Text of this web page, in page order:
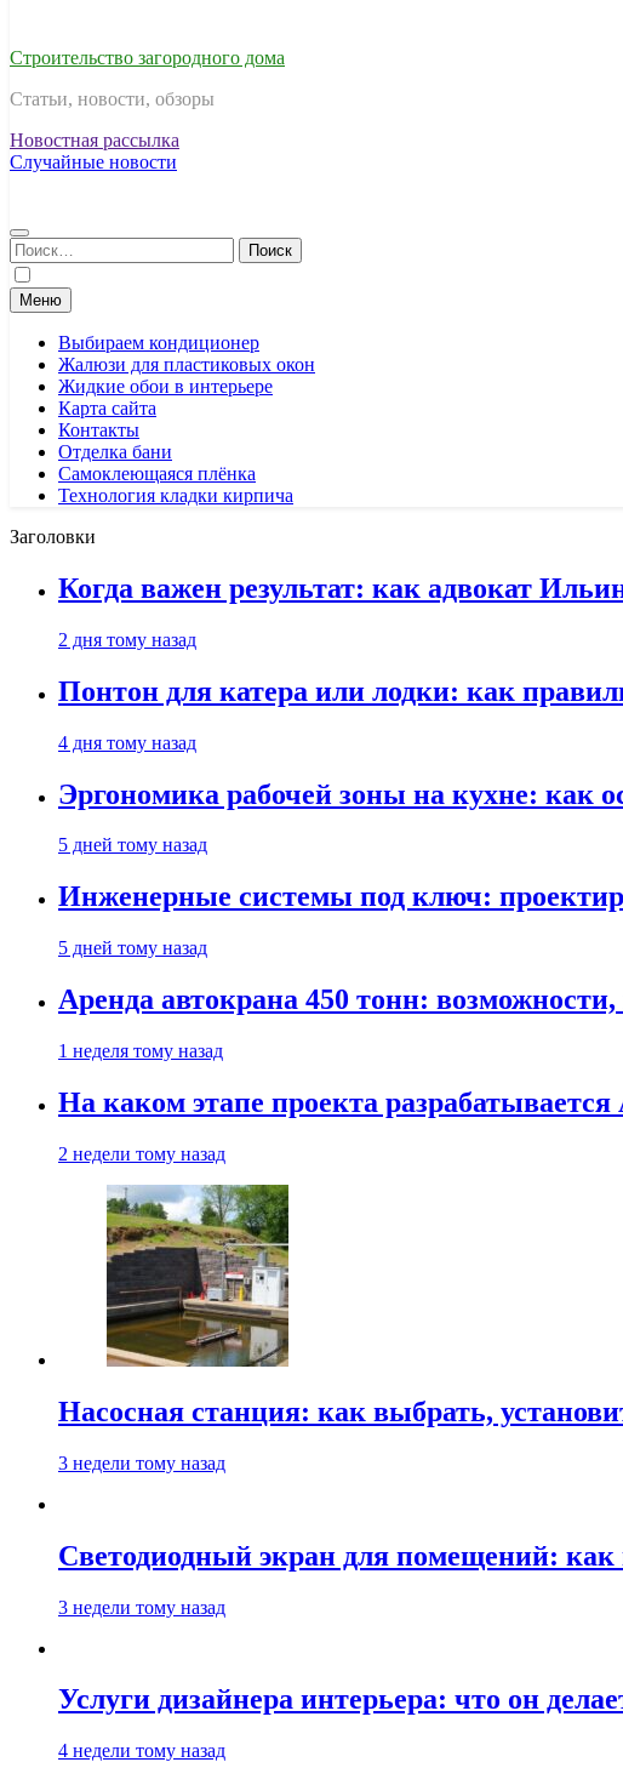
Строительство загородного дома
Статьи, новости, обзоры
Новостная рассылка
Случайные новости
Найти:
Меню
Выбираем кондиционер
Жалюзи для пластиковых окон
Жидкие обои в интерьере
Карта сайта
Контакты
Отделка бани
Самоклеющаяся плёнка
Технология кладки кирпича
Заголовки
Когда важен результат: как адвокат
2 дня тому назад
Понтон для катера или лодки: как
4 дня тому назад
Эргономика рабочей зоны на кухне:
5 дней тому назад
Инженерные системы под ключ:
5 дней тому назад
Аренда автокрана 450 тонн:
1 неделя тому назад
На каком этапе проекта
2 недели тому назад
Насосная станция: как выбрать,
3 недели тому назад
Светодиодный экран для помещений: как
3 недели тому назад
Услуги дизайнера интерьера: что он
4 недели тому назад